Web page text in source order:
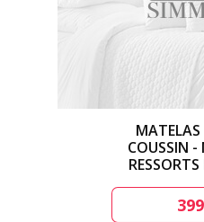
COUSSIN -
399